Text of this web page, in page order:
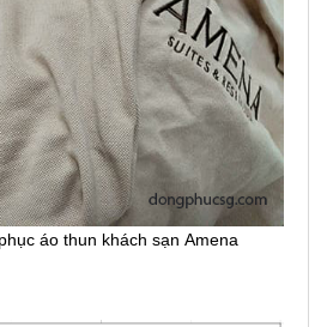
áo thun khách sạn Amena